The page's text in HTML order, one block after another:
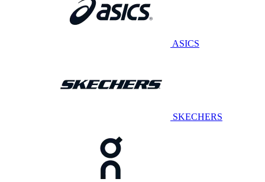
ASICS
SKECHERS